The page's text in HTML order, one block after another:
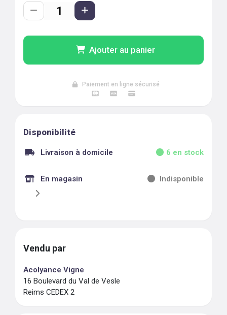
Ajouter au panier
Paiement en ligne sécurisé
Disponibilité
Livraison à domicile 6 en stock
En magasin Indisponible
Vendu par
Acolyance Vigne
16 Boulevard du Val de Vesle
Reims CEDEX 2